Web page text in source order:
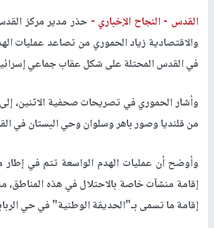
القدس -النجاح الإخباري - حذر مدير مركز
والاقتصادية زياد الحموري من تصاعد عمليات
في القدس المحتلة على شكل عقاب جماعي
وأشار الحموري في تصريحات صحفية الاثنين،
من قلنديا وصور باهر وسلوان وحي البستان في
وأوضح أن عمليات الهدم الواسعة تتم في
إقامة منشآت خاصة بالاحتلال في هذه المناطق،
إقامة ما تسمى بـ"الحديقة الوطنية" في حي